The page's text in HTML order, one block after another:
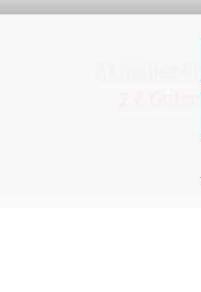
Aktueller
2 €